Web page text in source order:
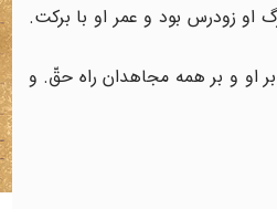
او زودرس بود و عمر او با برکت.
او و بر همه مجاهدان راه حقّ. و